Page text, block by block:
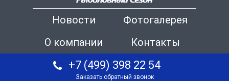
Новости
Фотогалерея
О компании
Контакты
+7 (499) 398 22 54
Заказать обратный звонок